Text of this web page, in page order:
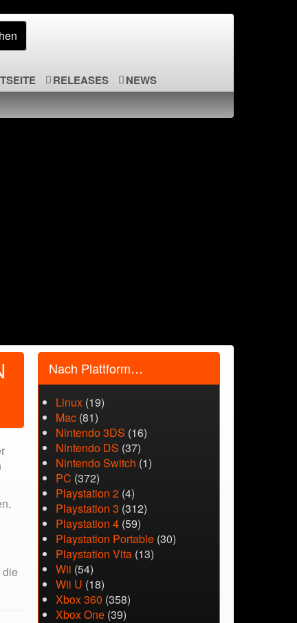
RELEASES NEWS
Nach Plattform…
Linux (19)
Mac (81)
Nintendo 3DS (16)
Nintendo DS (37)
Nintendo Switch (1)
PC (372)
Playstation 2 (4)
Playstation 3 (312)
Playstation 4 (59)
Playstation Portable (30)
Playstation Vita (13)
Wii (54)
Wii U (18)
Xbox 360 (358)
Xbox One (39)